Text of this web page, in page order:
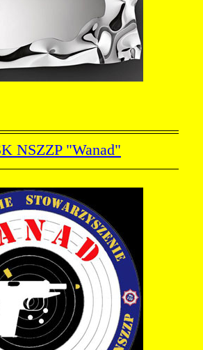
NSZZP "Wanad"